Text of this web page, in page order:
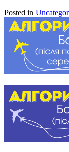
Posted in